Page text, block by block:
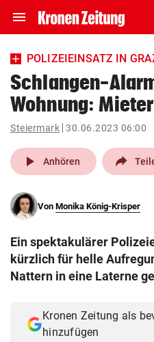
menu Navigation
ein-/ausklappen
account_circle Anmelden
pin_drop
Wien
search
eingeben
© Krone Multimedia GmbH &
Muthgasse 2, 1190 Wien
POLIZEIEINSATZ IN
Schlangen-
Wohnung:
Steiermark 30.06.2023 06:00
play_arrow Anhören
Von Monika König-Krisper
Ein spektakulärer
kürzlich für helle
Nattern in eine Laterne
Kronen Zeitung als
hinzufügen